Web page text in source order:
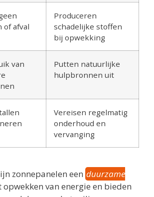
of afval
Produceren
schadelijke stoffen
bij opwekking
van
Putten natuurlijke
hulpbronnen uit
Vereisen regelmatig
onderhoud en
vervanging
zonnepanelen een duurzame
opwekken van energie en bieden